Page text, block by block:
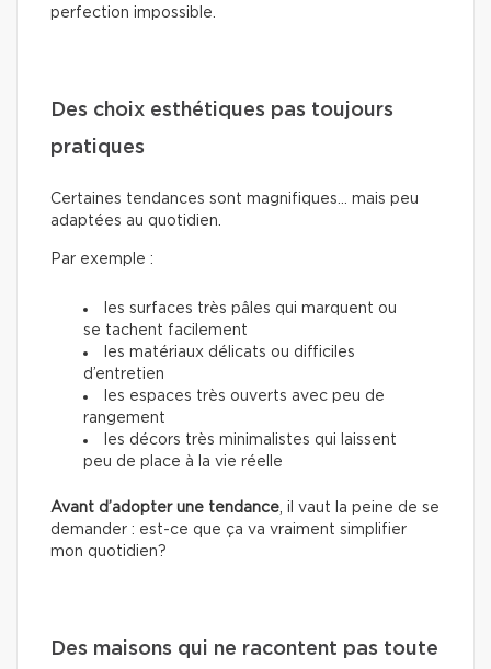
perfection impossible.
Des choix esthétiques pas toujours
pratiques
Certaines tendances sont magnifiques… mais peu
adaptées au quotidien.
Par exemple :
les surfaces très pâles qui marquent ou
se tachent facilement
les matériaux délicats ou difficiles
d’entretien
les espaces très ouverts avec peu de
rangement
les décors très minimalistes qui laissent
peu de place à la vie réelle
Avant d’adopter une tendance , il vaut la peine de se
demander : est-ce que ça va vraiment simplifier
mon quotidien?
Des maisons qui ne racontent pas toute